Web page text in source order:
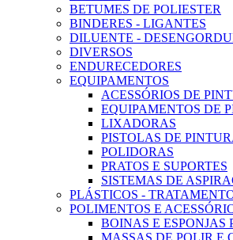
BETUMES DE POLIESTER
BINDERES - LIGANTES
DILUENTE -
DIVERSOS
ENDURECEDORES
EQUIPAMENTOS
ACESSÓRIOS DE
EQUIPAMENTOS DE
LIXADORAS
PISTOLAS DE
POLIDORAS
PRATOS E SUPORTES
SISTEMAS DE
PLÁSTICOS -
POLIMENTOS E
BOINAS E ESPONJAS